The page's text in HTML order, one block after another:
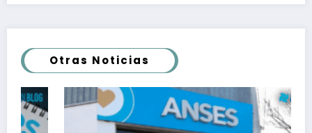
Otras Noticias